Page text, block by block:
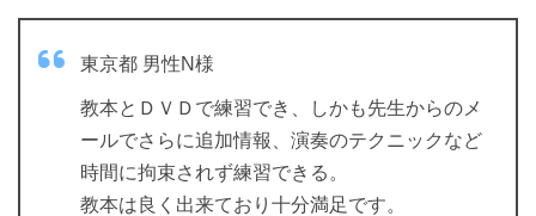
東京都 男性N様
教本とＤＶＤで練習でき、しかも先生からのメ
ールでさらに追加情報、演奏のテクニックなど
時間に拘束されず練習できる。
教本は良く出来ており十分満足です。